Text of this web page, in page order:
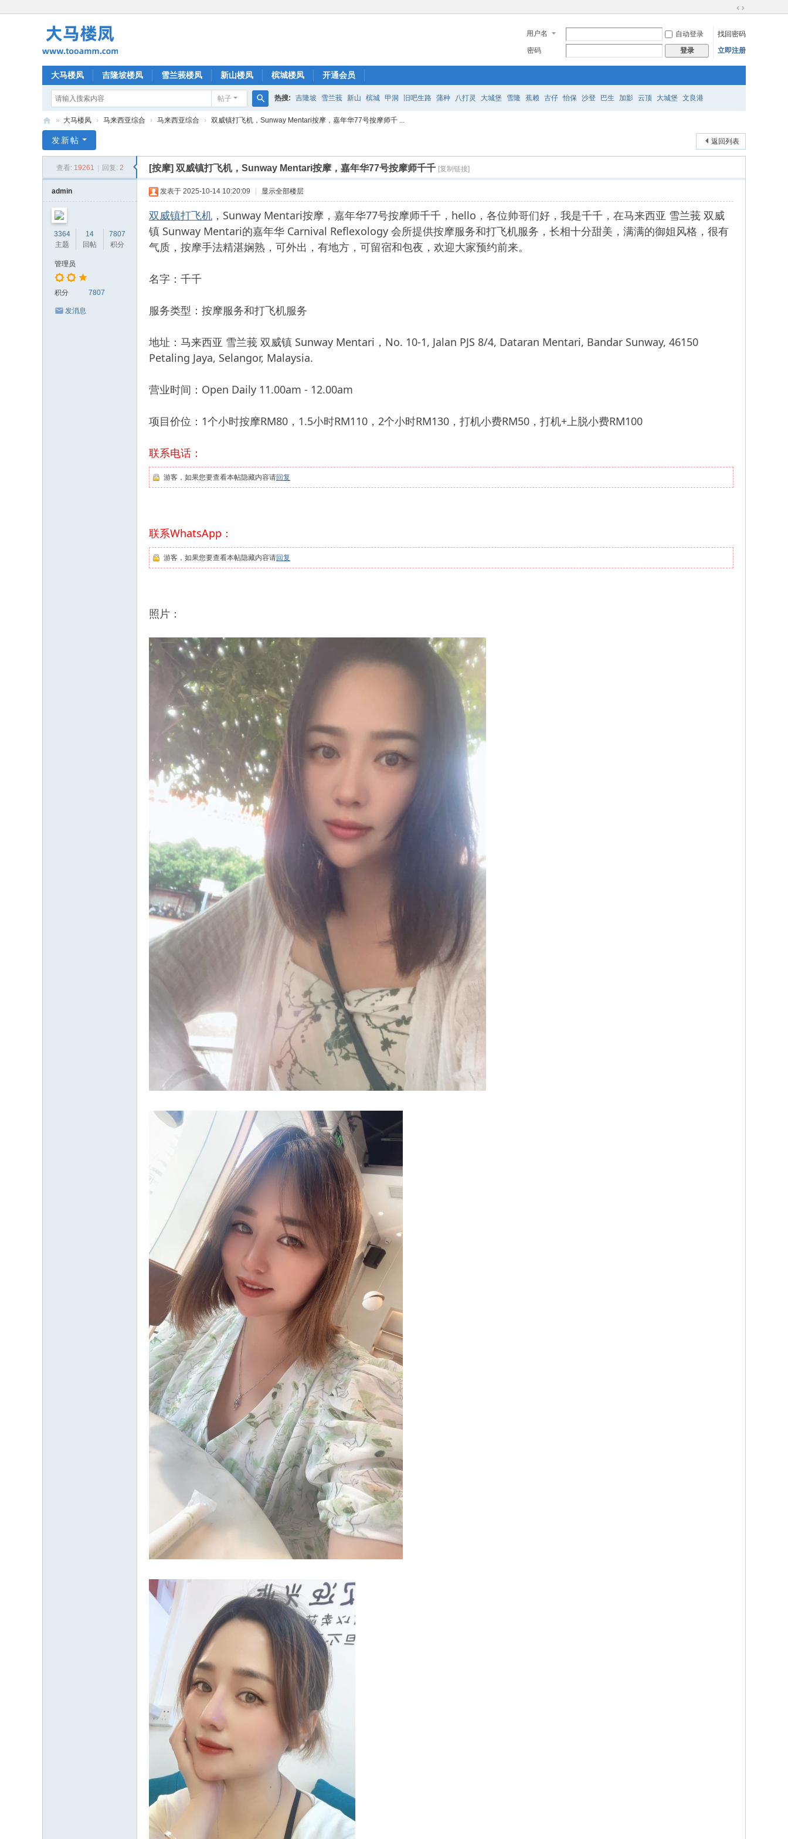
换
到
宽
用户名 自动登录
找回密码
密码
登录 立即注册
大马楼凤 吉隆坡楼凤 雪兰莪楼凤 新山楼凤 槟城楼凤 开通会员
帖子
搜
热搜: 吉隆坡 雪兰莪 新山 槟城 甲洞 旧吧生路 蒲种 八打灵 大城堡 雪隆 蕉赖 古仔 怡保 沙登 巴生 加影 云顶 大城堡 文良港
马
» 大马楼凤 › 马来西亚综合 › 马来西亚综合 › 双威镇打飞机，Sunway Mentari按摩，嘉年华77号按摩师千 ...
返回列表
发新帖
查看: 19261 回复: 2 [按摩] 双威镇打飞机，Sunway Mentari按摩，嘉年华77号按摩师千千 [复制链接]
admin
3364
主题
14
回帖
7807
积分
管理员
积分 7807
发消息
发表于 2025-10-14 10:20:09 显示全部楼层
双威镇打飞机 ，Sunway Mentari按摩，嘉年华77号按摩师千千，hello，各位帅哥们好，我是千千，在马来西亚 雪兰莪 双威
镇 Sunway Mentari的嘉年华 Carnival Reflexology 会所提供按摩服务和打飞机服务，长相十分甜美，满满的御姐风格，很有
气质，按摩手法精湛娴熟，可外出，有地方，可留宿和包夜，欢迎大家预约前来。
名字：千千
服务类型：按摩服务和打飞机服务
地址：马来西亚 雪兰莪 双威镇 Sunway Mentari，No. 10-1, Jalan PJS 8/4, Dataran Mentari, Bandar Sunway, 46150
Petaling Jaya, Selangor, Malaysia.
营业时间：Open Daily 11.00am - 12.00am
项目价位：1个小时按摩RM80，1.5小时RM110，2个小时RM130，打机小费RM50，打机+上脱小费RM100
联系电话：
游客，如果您要查看本帖隐藏内容请回复
联系WhatsApp：
游客，如果您要查看本帖隐藏内容请回复
照片：